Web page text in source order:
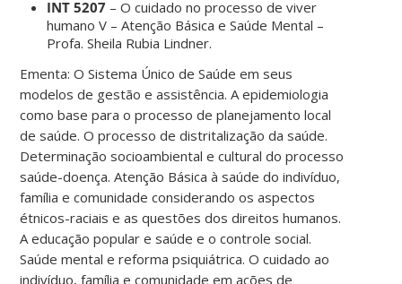
INT 5207 – O cuidado no processo de viver
humano V – Atenção Básica e Saúde Mental –
Profa. Sheila Rubia Lindner.
Ementa: O Sistema Único de Saúde em seus
modelos de gestão e assistência. A epidemiologia
como base para o processo de planejamento local
de saúde. O processo de distritalização da saúde.
Determinação socioambiental e cultural do processo
saúde-doença. Atenção Básica à saúde do indivíduo,
família e comunidade considerando os aspectos
étnicos-raciais e as questões dos direitos humanos.
A educação popular e saúde e o controle social.
Saúde mental e reforma psiquiátrica. O cuidado ao
indivíduo, família e comunidade em ações de